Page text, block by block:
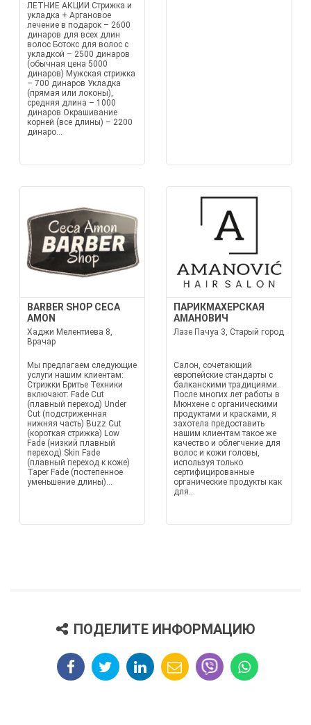
ЛЕТНИЕ АКЦИИ Стрижка и
укладка + Аргановое
лечение в подарок – 2600
динаров для всех длин
волос Ботокс для волос с
укладкой – 2500 динаров
(обычная цена 5000
динаров) Мужская стрижка
– 700 динаров Укладка
(прямая или локоны),
средняя длина – 1000
динаров Окрашивание
корней (все длины) – 2200
динаро...
BARBER SHOP CECA
AMON
Хаджи Мелентиева 8,
Врачар
Мы предлагаем следующие
услуги нашим клиентам:
Стрижки Бритье Техники
включают: Fade Cut
(плавный переход) Under
Cut (подстриженная
нижняя часть) Buzz Cut
(короткая стрижка) Low
Fade (низкий плавный
переход) Skin Fade
(плавный переход к коже)
Taper Fade (постепенное
уменьшение длины)...
ПАРИКМАХЕРСКАЯ
АМАНОВИЧ
Лазе Пачуа 3, Старый город
Салон, сочетающий
европейские стандарты с
балканскими традициями.
После многих лет работы в
Мюнхене с органическими
продуктами и красками, я
захотела предоставить
нашим клиентам такое же
качество и облегчение для
волос и кожи головы,
используя только
сертифицированные
органические продукты как
для...
ПОДЕЛИТЕ ИНФОРМАЦИЮ